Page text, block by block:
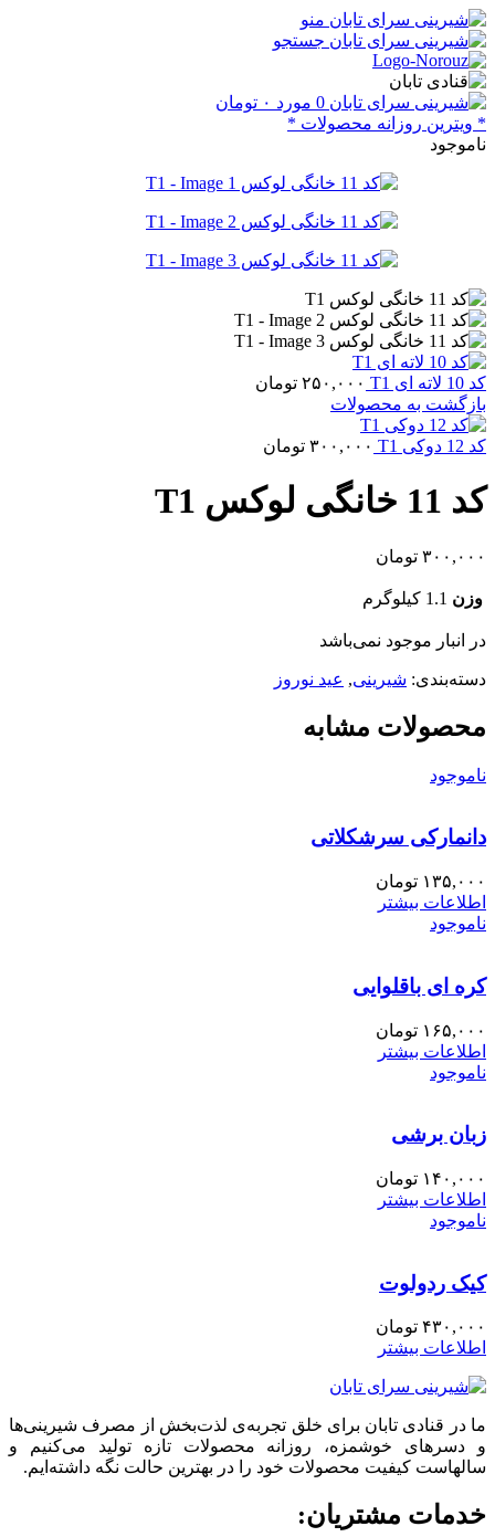
منو
جستجو
0 مورد ۰ تومان
* ویترین روزانه محصولات *
ناموجود
کد 10 لاته ای T1 ۲۵۰,۰۰۰ تومان
بازگشت به محصولات
کد 12 دوکی T1 ۳۰۰,۰۰۰ تومان
کد 11 خانگی لوکس T1
۳۰۰,۰۰۰ تومان
وزن 1.1 کیلوگرم
در انبار موجود نمی‌باشد
دسته‌بندی: شیرینی, عید نوروز
محصولات مشابه
ناموجود
دانمارکی سرشکلاتی
۱۳۵,۰۰۰ تومان
اطلاعات بیشتر
ناموجود
کره ای باقلوایی
۱۶۵,۰۰۰ تومان
اطلاعات بیشتر
ناموجود
زبان برشی
۱۴۰,۰۰۰ تومان
اطلاعات بیشتر
ناموجود
کیک ردولوت
۴۳۰,۰۰۰ تومان
اطلاعات بیشتر
ما در قنادی تابان برای خلق تجربه‌ی لذت‌بخش از مصرف شیرینی‌ها
و دسرهای خوشمزه، روزانه محصولات تازه تولید می‌کنیم و
سالهاست کیفیت محصولات خود را در بهترین حالت نگه داشته‌ایم.
خدمات مشتریان: